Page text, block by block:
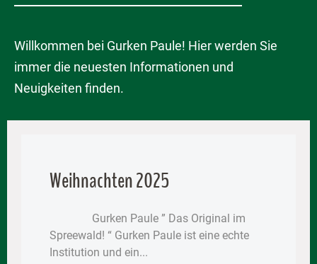
Willkommen bei Gurken Paule! Hier werden Sie
immer die neuesten Informationen und
Neuigkeiten finden.
Weihnachten 2025
Gurken Paule ” Das Original im
Spreewald! “ Gurken Paule ist eine echte
Institution und ein...